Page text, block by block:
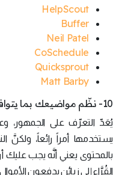
HelpScout
Buffer
Neil Patel
CoSchedule
Quicksprout
Matt Barby
10- نظّم مواضيعك بما يتوافق مع رحلة المشتري:
يُعَدّ التعرّف على الجمهور،
يستخدمها أمراً رائعاً، ولكنَّ
بالمحتوى يعني أنَّه يجب
القُرَّاء إلى زبائن يدفعون